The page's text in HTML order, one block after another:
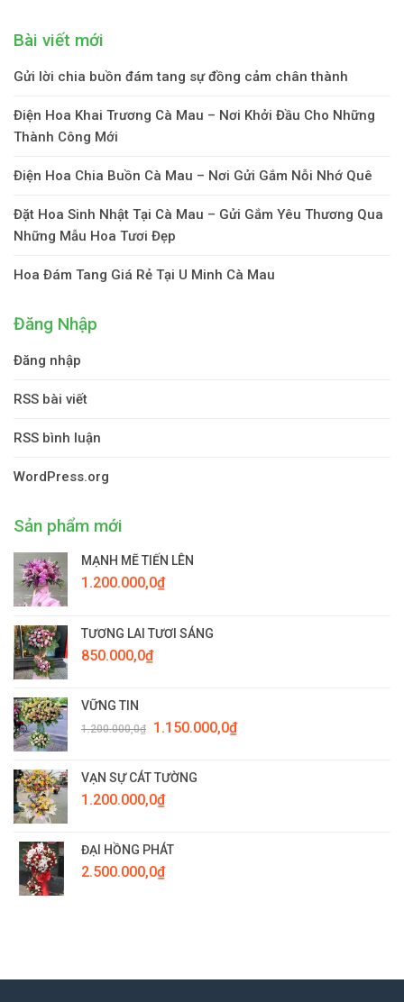
Bài viết mới
Gửi lời chia buồn đám tang sự đồng cảm chân thành
Điện Hoa Khai Trương Cà Mau – Nơi Khởi Đầu Cho Những
Thành Công Mới
Điện Hoa Chia Buồn Cà Mau – Nơi Gửi Gắm Nỗi Nhớ Quê
Đặt Hoa Sinh Nhật Tại Cà Mau – Gửi Gắm Yêu Thương Qua
Những Mẫu Hoa Tươi Đẹp
Hoa Đám Tang Giá Rẻ Tại U Minh Cà Mau
Đăng Nhập
Đăng nhập
RSS bài viết
RSS bình luận
WordPress.org
Sản phẩm mới
MẠNH MẼ TIẾN LÊN
1.200.000,0₫
TƯƠNG LAI TƯƠI SÁNG
850.000,0₫
VỮNG TIN
1.200.000,0₫
Giá
1.200.000,0₫.
1.150.000,0₫Giá
VẠN SỰ CÁT TƯỜNG
1.200.000,0₫
ĐẠI HỒNG PHÁT
2.500.000,0₫